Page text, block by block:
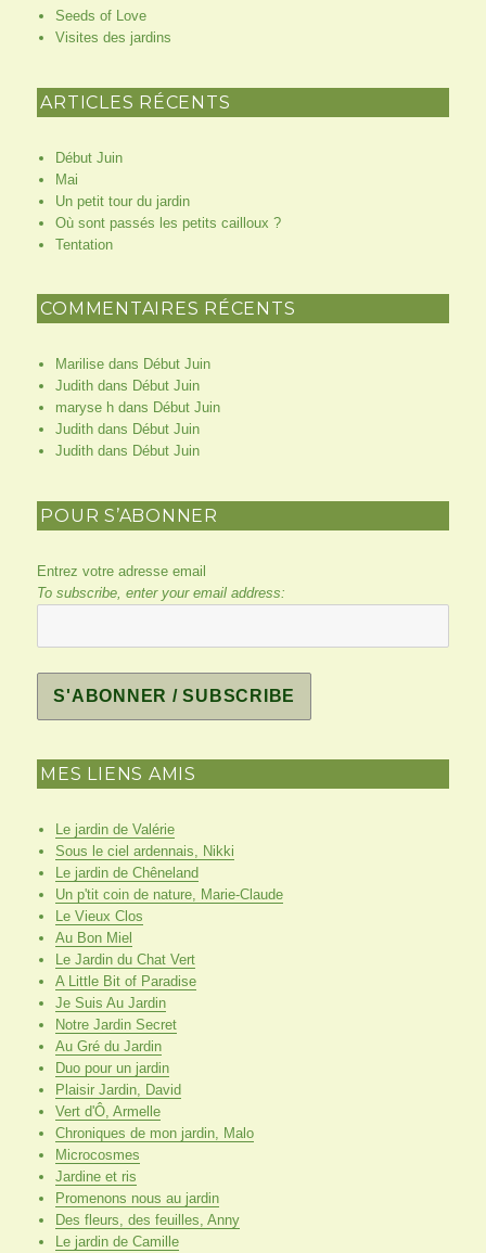
Seeds of Love
Visites des jardins
ARTICLES RÉCENTS
Début Juin
Mai
Un petit tour du jardin
Où sont passés les petits cailloux ?
Tentation
COMMENTAIRES RÉCENTS
Marilisedans Début Juin
Judithdans Début Juin
maryse hdans Début Juin
Judithdans Début Juin
Judithdans Début Juin
POUR S’ABONNER
Entrez votre adresse email
To subscribe, enter your email address:
MES LIENS AMIS
Le jardin de Valérie
Sous le ciel ardennais, Nikki
Le jardin de Chêneland
Un p'tit coin de nature, Marie-Claude
Le Vieux Clos
Au Bon Miel
Le Jardin du Chat Vert
A Little Bit of Paradise
Je Suis Au Jardin
Notre Jardin Secret
Au Gré du Jardin
Duo pour un jardin
Plaisir Jardin, David
Vert d'Ô, Armelle
Chroniques de mon jardin, Malo
Microcosmes
Jardine et ris
Promenons nous au jardin
Des fleurs, des feuilles, Anny
Le jardin de Camille